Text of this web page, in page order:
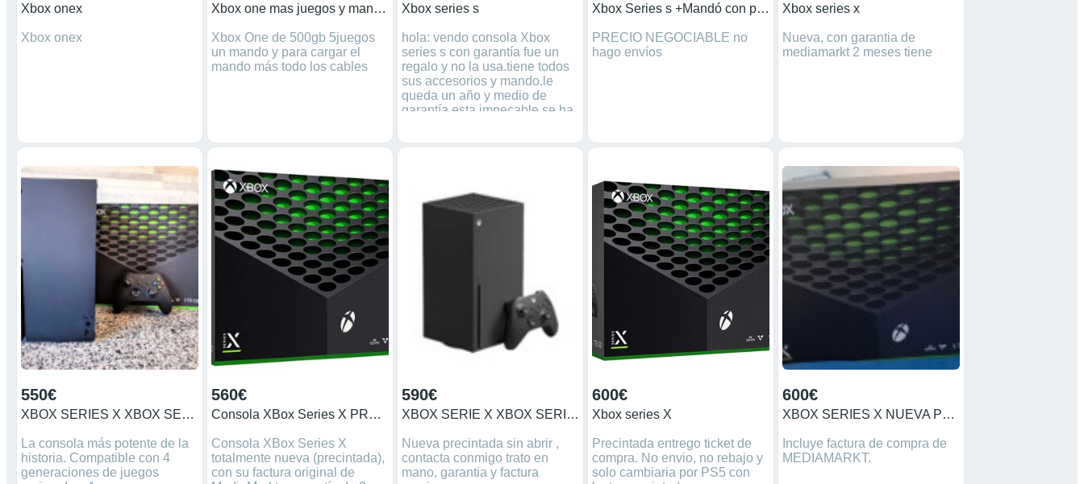
Xbox onex
Xbox onex
Xbox one mas juegos y mando y cargador de mando
Xbox One de 500gb 5juegos
un mando y para cargar el
mando más todo los cables
Xbox series s
hola: vendo consola Xbox
series s con garantía fue un
regalo y no la usa.tiene todos
sus accesorios y mando.le
queda un año y medio de
garantía.esta impecable.se ha
Xbox Series s +Mandó con palanca y control freak
PRECIO NEGOCIABLE no
hago envíos
Xbox series x
Nueva, con garantia de
mediamarkt 2 meses tiene
550€
XBOX SERIES X XBOX SERIES X
La consola más potente de la
historia. Compatible con 4
generaciones de juegos
560€
Consola XBox Series X PRECINTADA
Consola XBox Series X
totalmente nueva (precintada),
con su factura original de
590€
XBOX SERIE X XBOX SERIE X
Nueva precintada sin abrir ,
contacta conmigo trato en
mano, garantia y factura
600€
Xbox series X
Precintada entrego ticket de
compra. No envio, no rebajo y
solo cambiaria por PS5 con
600€
XBOX SERIES X NUEVA PRECINTADA XBOX SERIES X NUEVA PRECINTADA
Incluye factura de compra de
MEDIAMARKT.